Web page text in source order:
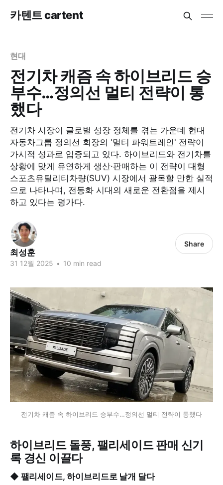
카텐트 cartent
현대
전기차 캐즘 속 하이브리드 승
부수…정의선 멀티 전략이 통
했다
전기차 시장이 글로벌 성장 정체를 겪는 가운데 현대
자동차그룹 정의선 회장의 '멀티 파워트레인' 전략이
가시적 성과로 입증되고 있다. 하이브리드와 전기차를
상황에 맞게 유연하게 생산·판매하는 이 전략이 대형
스포츠유틸리티차량(SUV) 시장에서 괄목할 만한 실적
으로 나타나며, 전동화 시대의 새로운 전환점을 제시
하고 있다는 평가다.
최성훈
31 12월 2025 • 10 min read
Share
전기차 캐즘 속 하이브리드 승부수…정의선 멀티 전략이 통했다
하이브리드 돌풍, 팰리세이드 판매 신기
록 경신 이끌다
◆ 팰리세이드, 하이브리드로 날개 달다